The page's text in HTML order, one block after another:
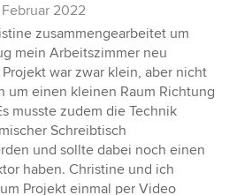
2022
zusammengearbeitet um
mein Arbeitszimmer neu
war zwar klein, aber nicht
um einen kleinen Raum Richtung
musste zudem die Technik
Schreibtisch
und sollte dabei noch einen
haben. Christine und ich
Projekt einmal per Video